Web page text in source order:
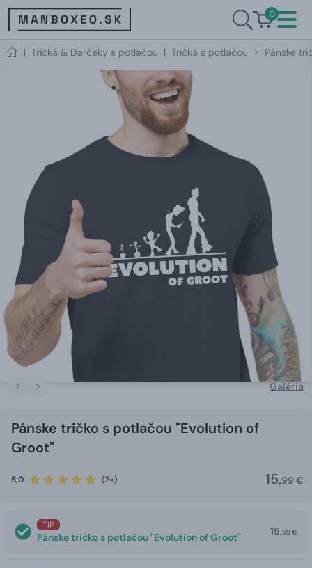
0
| Tričká & Darčeky s potlačou | Tričká s potlačou Pánske
Galéria
Pánske tričko s potlačou "Evolution of
Groot"
5,0 (2×) 15,99 €
TIP
Pánske tričko s potlačou "Evolution of Groot" 15,99 €